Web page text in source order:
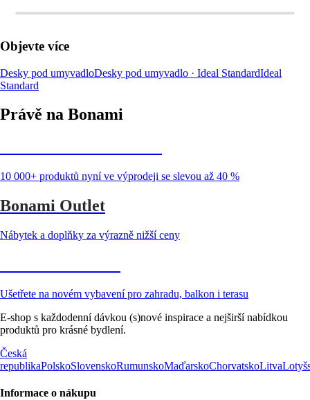
Objevte více
Desky pod umyvadloDesky pod umyvadlo · Ideal StandardIdeal
Standard
Právě na Bonami
10 000+ produktů nyní ve výprodeji se slevou až 40 %
Bonami Outlet
Nábytek a doplňky za výrazně nižší ceny
Ušetřete na novém vybavení pro zahradu, balkon i terasu
E-shop s každodenní dávkou (s)nové inspirace a nejširší nabídkou
produktů pro krásné bydlení.
Česká
republikaPolskoSlovenskoRumunskoMaďarskoChorvatskoLitva
Informace o nákupu